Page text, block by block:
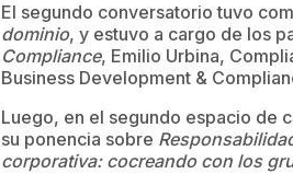
El segundo conversatorio tuvo
dominio, y estuvo a cargo de los
Compliance, Emilio Urbina,
Business Development &
Luego, en el segundo espacio de
su ponencia sobre
corporativa: cocreando con los